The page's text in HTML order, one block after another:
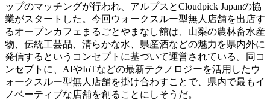
ップのマッチングが行われ、アルプスとCloudpick Japanの協
業がスタートした。今回ウォークスルー型無人店舗を出店す
るオープンカフェまるごとやまなし館は、山梨の農林畜水産
物、伝統工芸品、清らかな水、県産酒などの魅力を県内外に
発信するというコンセプトに基づいて運営されている。同コ
ンセプトに、AIやIoTなどの最新テクノロジーを活用したウ
ォークスルー型無人店舗を掛け合わすことで、県内で最もイ
ノベーティブな店舗を創ることにしそうだ。